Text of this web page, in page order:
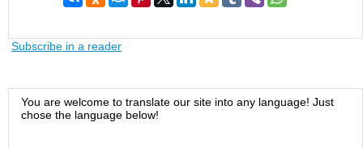
Subscribe in a reader
You are welcome to translate our site into any language! Just
chose the language below!